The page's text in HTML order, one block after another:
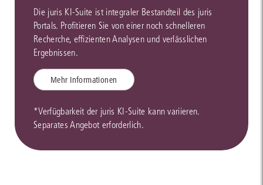
Die juris KI-Suite ist integraler Bestandteil des juris
Portals. Profitieren Sie von einer noch schnelleren
Recherche, effizienten Analysen und verlässlichen
Ergebnissen.
Mehr Informationen
*Verfügbarkeit der juris KI-Suite kann variieren.
Separates Angebot erforderlich.